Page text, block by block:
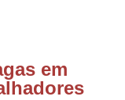
em